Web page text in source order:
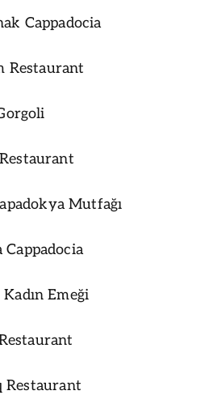
Cappadocia
Restaurant
Mutfağı
Cappadocia
Kadın Emeği
Restaurant